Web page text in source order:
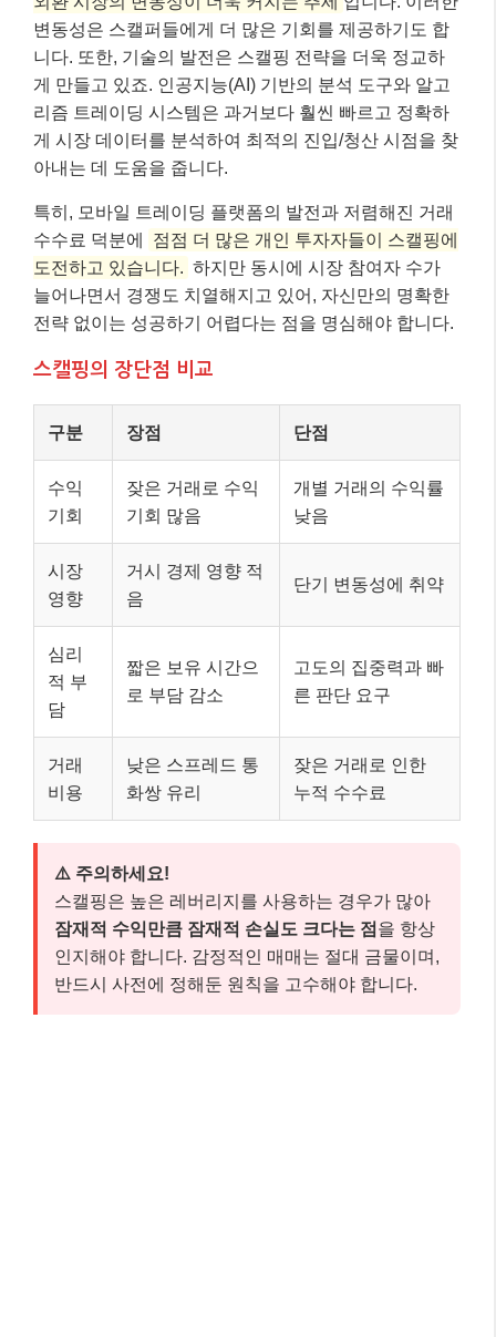
변동성은 스캘퍼들에게 더 많은 기회를 제공하기도 합
니다. 또한, 기술의 발전은 스캘핑 전략을 더욱 정교하
게 만들고 있죠. 인공지능(AI) 기반의 분석 도구와 알고
리즘 트레이딩 시스템은 과거보다 훨씬 빠르고 정확하
게 시장 데이터를 분석하여 최적의 진입/청산 시점을 찾
아내는 데 도움을 줍니다.
특히, 모바일 트레이딩 플랫폼의 발전과 저렴해진 거래
수수료 덕분에
점점 더 많은 개인 투자자들이 스캘핑에
도전하고 있습니다. 하지만 동시에 시장 참여자 수가
늘어나면서 경쟁도 치열해지고 있어, 자신만의 명확한
전략 없이는 성공하기 어렵다는 점을 명심해야 합니다.
스캘핑의 장단점 비교
구분 장점 단점
수익
기회
잦은 거래로 수익
기회 많음
개별 거래의 수익률
낮음
시장
영향
거시 경제 영향 적
음
단기 변동성에 취약
심리
적 부
담
짧은 보유 시간으
로 부담 감소
고도의 집중력과 빠
른 판단 요구
거래
비용
낮은 스프레드 통
화쌍 유리
잦은 거래로 인한
누적 수수료
⚠️ 주의하세요!
스캘핑은 높은 레버리지를 사용하는 경우가 많아
잠재적 수익만큼 잠재적 손실도 크다는 점 을 항상
인지해야 합니다. 감정적인 매매는 절대 금물이며,
반드시 사전에 정해둔 원칙을 고수해야 합니다.